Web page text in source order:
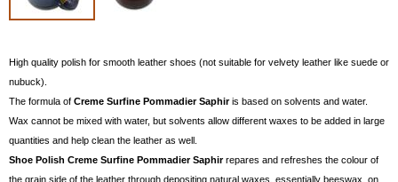
High quality polish for smooth leather shoes (not suitable for velvety leather like suede or
nubuck).
The formula of Creme Surfine Pommadier Saphiris based on solvents and water.
Wax cannot be mixed with water, but solvents allow different waxes to be added in large
quantities and help clean the leather as well.
Shoe Polish Creme Surfine Pommadier Saphirrepares and refreshes the colour of
the grain side of the leather through depositing natural waxes, essentially beeswax, on